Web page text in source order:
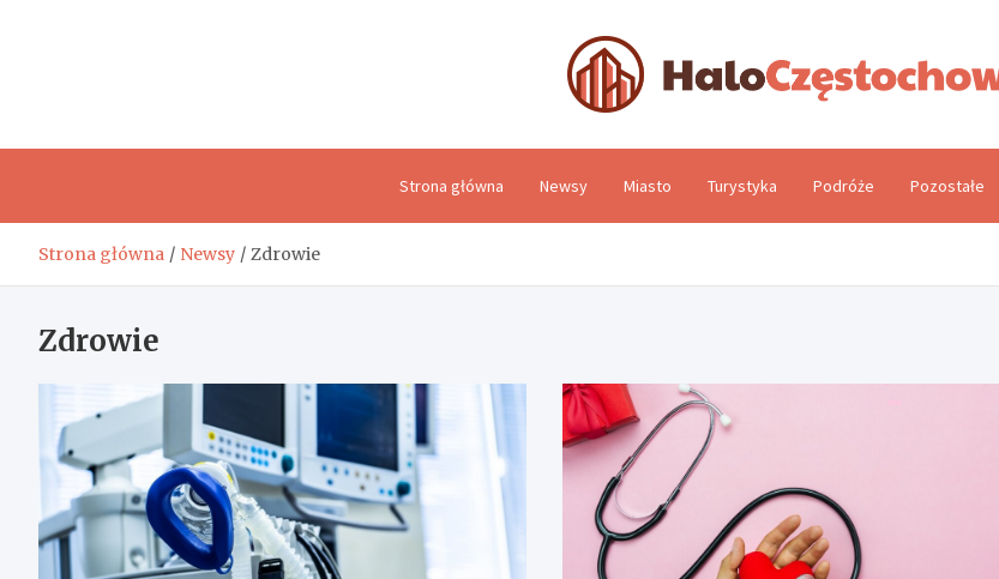
Strona główna Newsy Miasto Turystyka Podróże Pozostałe
Strona główna Newsy Zdrowie
Zdrowie